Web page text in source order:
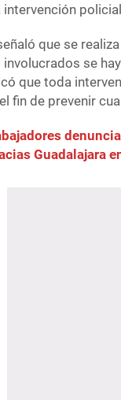
intervención
que se
se
que toda
fin de prevenir
Guadalajara